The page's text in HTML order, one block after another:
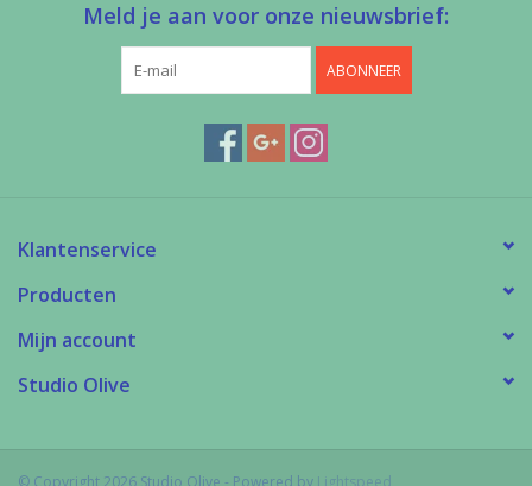
Meld je aan voor onze nieuwsbrief:
ABONNEER
Klantenservice
Producten
Mijn account
Studio Olive